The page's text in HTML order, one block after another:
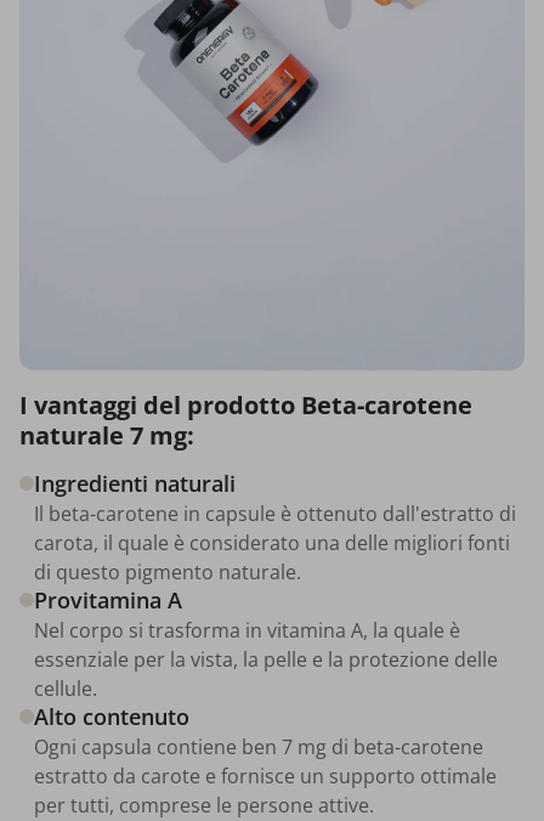
I vantaggi del prodotto Beta-carotene
naturale 7 mg:
Ingredienti naturali
Il beta-carotene in capsule è ottenuto dall'estratto di
carota, il quale è considerato una delle migliori fonti
di questo pigmento naturale.
Provitamina A
Nel corpo si trasforma in vitamina A, la quale è
essenziale per la vista, la pelle e la protezione delle
cellule.
Alto contenuto
Ogni capsula contiene ben 7 mg di beta-carotene
estratto da carote e fornisce un supporto ottimale
per tutti, comprese le persone attive.